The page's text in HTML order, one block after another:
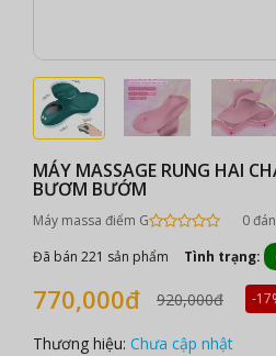
MÁY MASSAGE RUNG HAI
BƯƠM BƯỚM
Máy massa điểm G
0
Đã bán 221 sản phẩm
Tình trạng:
770,000đ 920,000đ -
Thương hiệu: Chưa cập nhật